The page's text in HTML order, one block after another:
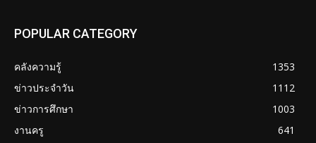
POPULAR CATEGORY
คลังความรู้
1353
ข่าวประจำวัน
1112
ข่าวการศึกษา
1003
งานครู
641